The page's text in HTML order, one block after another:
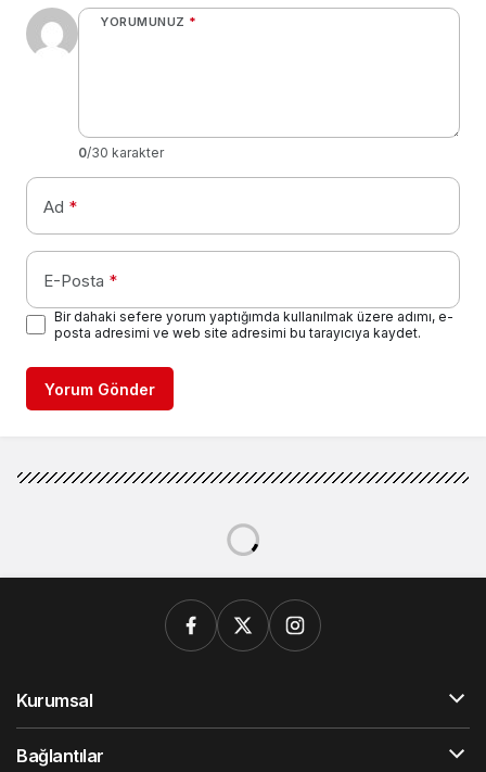
YORUMUNUZ *
0/30 karakter
Ad *
E-Posta *
Bir dahaki sefere yorum yaptığımda kullanılmak üzere adımı, e-
posta adresimi ve web site adresimi bu tarayıcıya kaydet.
Yorum Gönder
Kurumsal
Bağlantılar